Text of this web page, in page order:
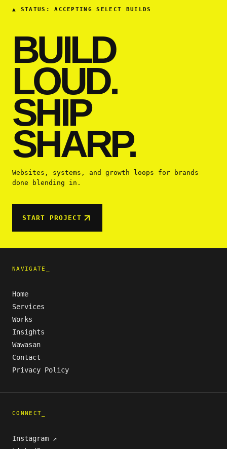
▲ STATUS: ACCEPTING SELECT BUILDS
BUILD
LOUD.
SHIP
SHARP.
Websites, systems, and growth loops for brands
done blending in.
START PROJECT
NAVIGATE_
Home
Services
Works
Insights
Wawasan
Contact
Privacy Policy
CONNECT_
Instagram ↗